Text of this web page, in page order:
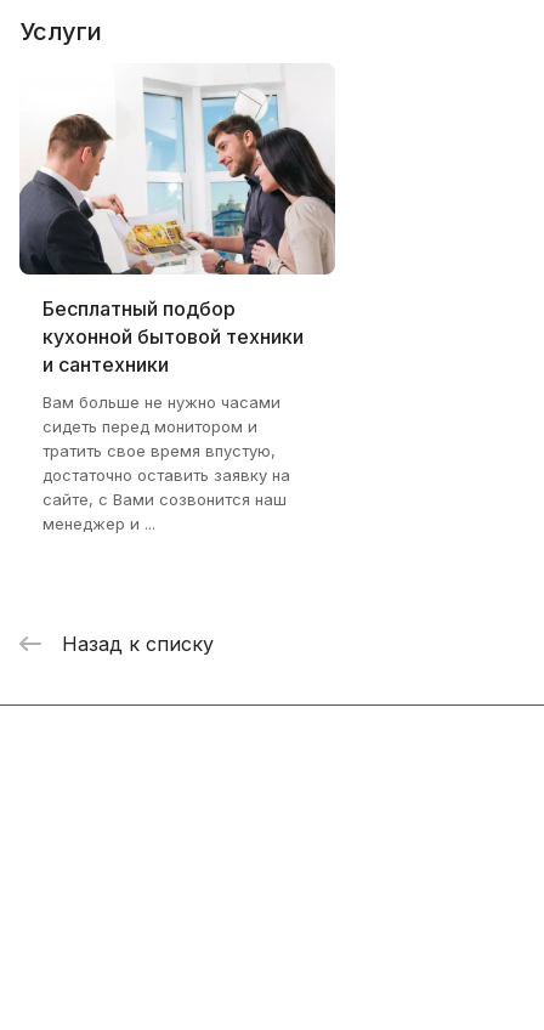
Услуги
Бесплатный подбор
кухонной бытовой техники
и сантехники
Вам больше не нужно часами
сидеть перед монитором и
тратить свое время впустую,
достаточно оставить заявку на
сайте, с Вами созвонится наш
менеджер и ...
Назад к списку